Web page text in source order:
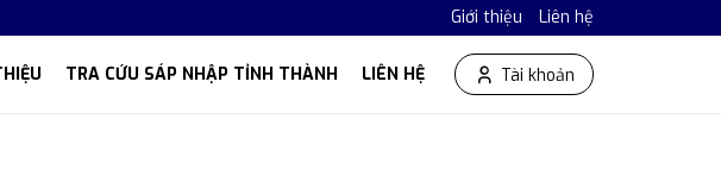
Giới thiệu Liên hệ
TRA CỨU SÁP NHẬP TỈNH THÀNH LIÊN HỆ Tài khoản